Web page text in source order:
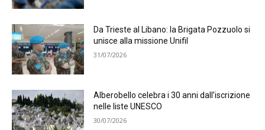
Da Trieste al Libano: la Brigata Pozzuolo si
unisce alla missione Unifil
31/07/2026
Alberobello celebra i 30 anni dall’iscrizione
nelle liste UNESCO
30/07/2026